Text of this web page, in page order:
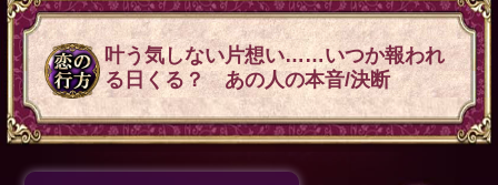
叶う気しない片想い……いつか報われ
る日くる？ あの人の本音/決断